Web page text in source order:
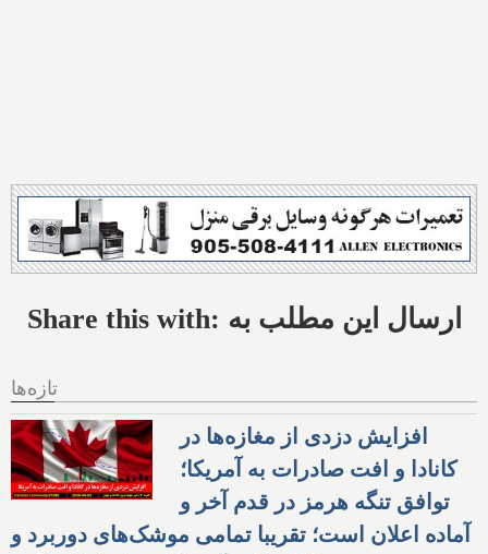
Share this with: ارسال این مطلب به
تازه‌ها
افزایش دزدی از مغازه‌ها در
کانادا و افت صادرات به آمریکا؛
توافق تنگه هرمز در قدم آخر و
آماده اعلان است؛ تقریبا تمامی موشک‌های دوربرد و